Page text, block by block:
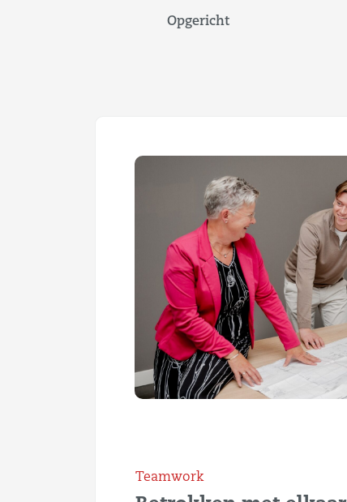
Opgericht
Teamwork